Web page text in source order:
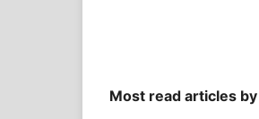
Most read articles